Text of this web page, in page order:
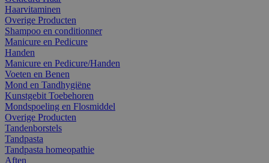
Haarvitaminen
Overige Producten
Shampoo en conditionner
Manicure en Pedicure
Handen
Manicure en Pedicure/Handen
Voeten en Benen
Mond en Tandhygiëne
Kunstgebit Toebehoren
Mondspoeling en Flosmiddel
Overige Producten
Tandenborstels
Tandpasta
Tandpasta homeopathie
Aften